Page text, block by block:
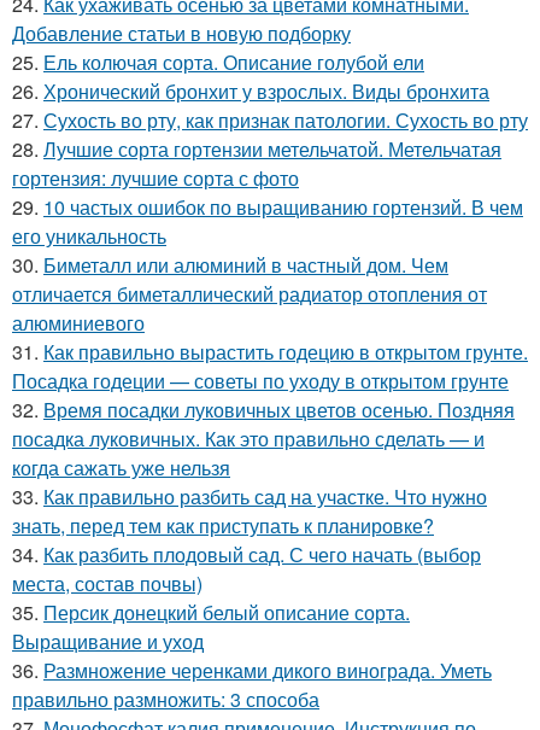
Добавление статьи в новую подборку
25. Ель колючая сорта. Описание голубой ели
26. Хронический бронхит у взрослых. Виды бронхита
27. Сухость во рту, как признак патологии. Сухость во рту
28. Лучшие сорта гортензии метельчатой. Метельчатая
гортензия: лучшие сорта с фото
29. 10 частых ошибок по выращиванию гортензий. В чем
его уникальность
30. Биметалл или алюминий в частный дом. Чем
отличается биметаллический радиатор отопления от
алюминиевого
31. Как правильно вырастить годецию в открытом грунте.
Посадка годеции — советы по уходу в открытом грунте
32. Время посадки луковичных цветов осенью. Поздняя
посадка луковичных. Как это правильно сделать — и
когда сажать уже нельзя
33. Как правильно разбить сад на участке. Что нужно
знать, перед тем как приступать к планировке?
34. Как разбить плодовый сад. С чего начать (выбор
места, состав почвы)
35. Персик донецкий белый описание сорта.
Выращивание и уход
36. Размножение черенками дикого винограда. Уметь
правильно размножить: 3 способа